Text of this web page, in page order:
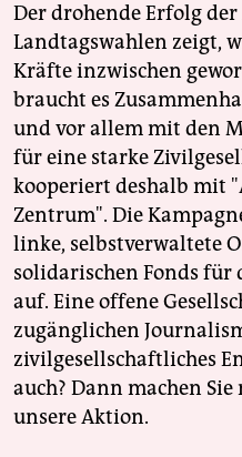
Der drohende Erfolg
Landtagswahlen zeigt,
Kräfte inzwischen
braucht es
und vor allem mit den
für eine starke
kooperiert deshalb mit
Zentrum". Die
linke, selbstverwaltete
solidarischen Fonds für
auf. Eine offene
zugänglichen
zivilgesellschaftliches
auch? Dann machen
unsere Aktion.